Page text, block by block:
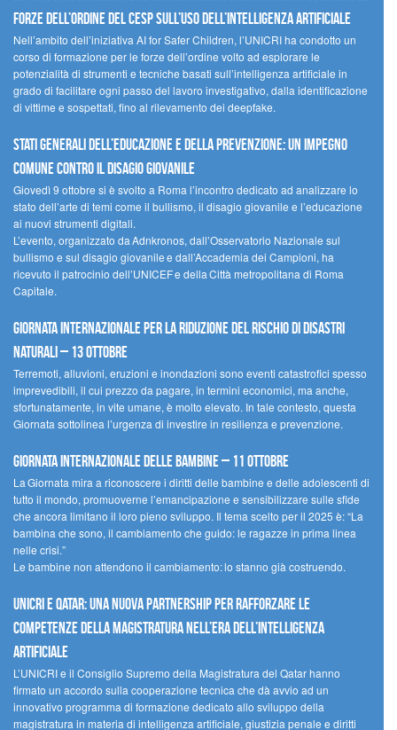
forze dell’ordine del CESP sull’uso dell’Intelligenza Artificiale
Nell’ambito dell’iniziativa AI for Safer Children, l’UNICRI ha condotto un
corso di formazione per le forze dell’ordine volto ad esplorare le
potenzialità di strumenti e tecniche basati sull’intelligenza artificiale in
grado di facilitare ogni passo del lavoro investigativo, dalla identificazione
di vittime e sospettati, fino al rilevamento dei deepfake.
Stati Generali dell’Educazione e della Prevenzione: un impegno
comune contro il disagio giovanile
Giovedì 9 ottobre si è svolto a Roma l’incontro dedicato ad analizzare lo
stato dell’arte di temi come il bullismo, il disagio giovanile e l’educazione
ai nuovi strumenti digitali.
L’evento, organizzato da Adnkronos, dall’Osservatorio Nazionale sul
bullismo e sul disagio giovanile e dall’Accademia dei Campioni, ha
ricevuto il patrocinio dell’UNICEF e della Città metropolitana di Roma
Capitale.
Giornata internazionale per la riduzione del rischio di disastri
naturali – 13 ottobre
Terremoti, alluvioni, eruzioni e inondazioni sono eventi catastrofici spesso
imprevedibili, il cui prezzo da pagare, in termini economici, ma anche,
sfortunatamente, in vite umane, è molto elevato. In tale contesto, questa
Giornata sottolinea l’urgenza di investire in resilienza e prevenzione.
Giornata internazionale delle bambine – 11 ottobre
La Giornata mira a riconoscere i diritti delle bambine e delle adolescenti di
tutto il mondo, promuoverne l’emancipazione e sensibilizzare sulle sfide
che ancora limitano il loro pieno sviluppo. Il tema scelto per il 2025 è: “La
bambina che sono, il cambiamento che guido: le ragazze in prima linea
nelle crisi.”
Le bambine non attendono il cambiamento: lo stanno già costruendo.
UNICRI e Qatar: una nuova partnership per rafforzare le
competenze della magistratura nell’era dell’intelligenza
artificiale
L’UNICRI e il Consiglio Supremo della Magistratura del Qatar hanno
firmato un accordo sulla cooperazione tecnica che dà avvio ad un
innovativo programma di formazione dedicato allo sviluppo della
magistratura in materia di intelligenza artificiale, giustizia penale e diritti